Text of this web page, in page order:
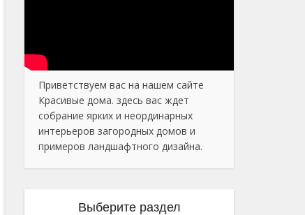
Приветствуем вас на нашем сайте
Красивые дома. здесь вас ждет
собрание ярких и неординарных
интерьеров загородных домов и
примеров ландшафтного дизайна.
Выберите раздел